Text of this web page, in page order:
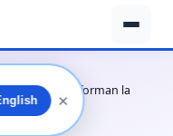
robótica transforman la
de…
✕